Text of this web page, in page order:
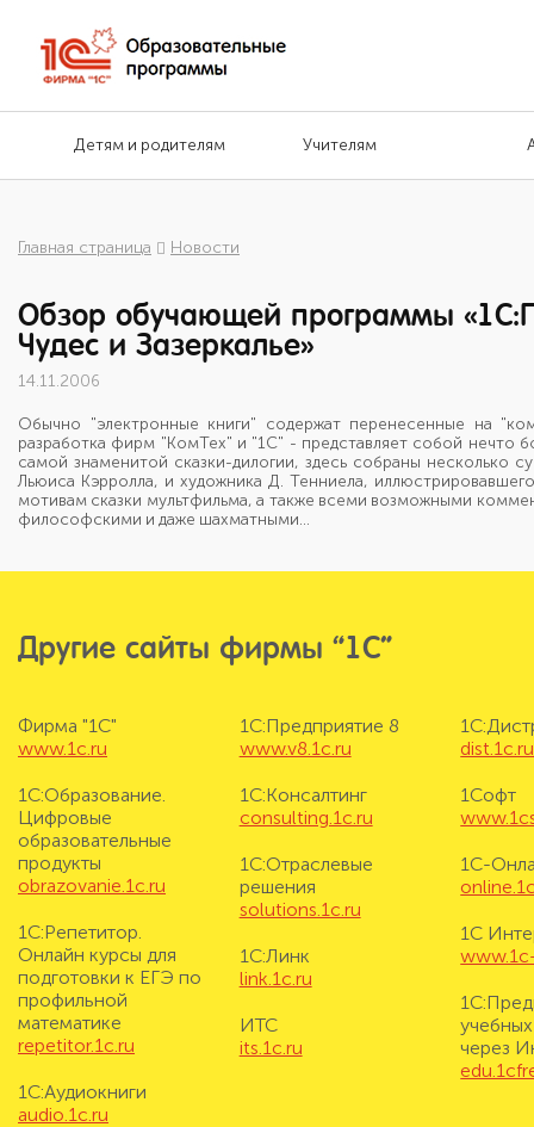
Детям и родителям Учителям
Главная страница Новости
Обзор обучающей программы
Чудес и Зазеркалье»
14.11.2006
Обычно "электронные книги" содержат перенесенные на
разработка фирм "КомТех" и "1С" - представляет собой нечто
самой знаменитой сказки-дилогии, здесь собраны
Льюиса Кэрролла, и художника Д. Тенниела,
мотивам сказки мультфильма, а также всеми возможными
философскими и даже шахматными...
Другие сайты фирмы “1С”
Фирма "1С"
www.1c.ru
1С:Образование.
Цифровые
образовательные
продукты
obrazovanie.1c.ru
1С:Репетитор.
Онлайн курсы для
подготовки к ЕГЭ по
профильной
математике
repetitor.1c.ru
1С:Аудиокниги
audio.1c.ru
1С:Предприятие 8
www.v8.1c.ru
1С:Консалтинг
consulting.1c.ru
1С:Отраслевые
решения
solutions.1c.ru
1С:Линк
link.1c.ru
ИТС
its.1c.ru
dist.1c.ru
1Софт
1С-
1С
через